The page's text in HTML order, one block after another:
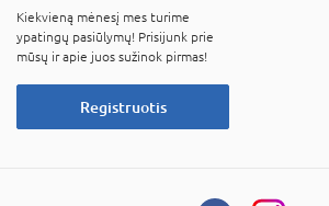
Kiekvieną mėnesį mes turime
ypatingų pasiūlymų! Prisijunk prie
mūsų ir apie juos sužinok pirmas!
Registruotis